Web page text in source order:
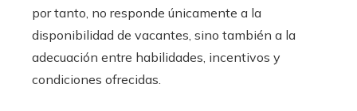
por tanto, no responde únicamente a la
disponibilidad de vacantes, sino también a la
adecuación entre habilidades, incentivos y
condiciones ofrecidas.